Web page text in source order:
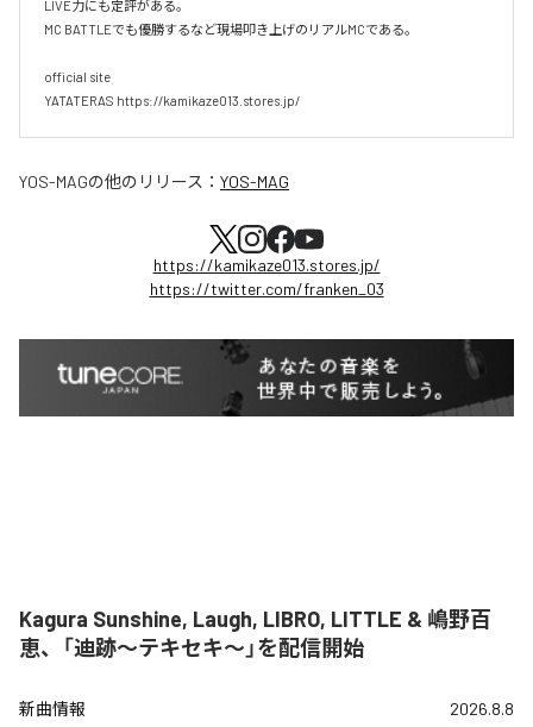
LIVE力にも定評がある。
MC BATTLEでも優勝するなど現場叩き上げのリアルMCである。
official site
YATATERAS https://kamikaze013.stores.jp/
YOS-MAGの他のリリース： YOS-MAG
https://kamikaze013.stores.jp/
https://twitter.com/franken_03
Kagura Sunshine, Laugh, LIBRO, LITTLE & 嶋野百
恵、「迪跡〜テキセキ〜」を配信開始
新曲情報 2026.8.8